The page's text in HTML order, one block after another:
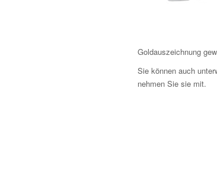
Goldauszeichnung
Sie können auch
nehmen Sie sie mit.